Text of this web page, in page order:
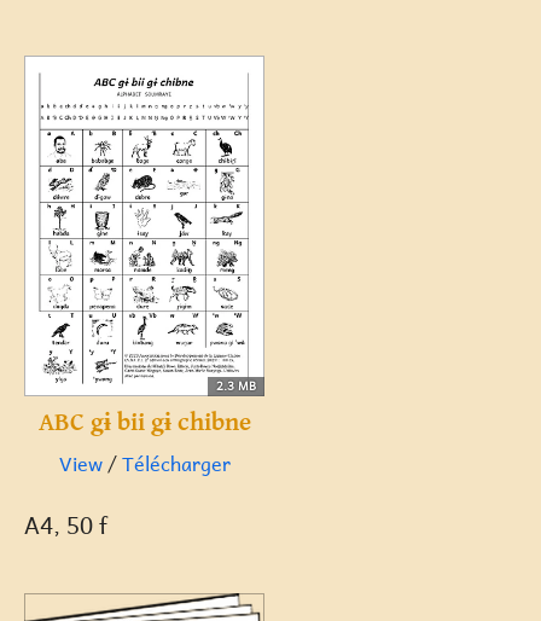
2.3 MB
ABC gɨ bii gɨ chibne
View/Télécharger
A4, 50 f